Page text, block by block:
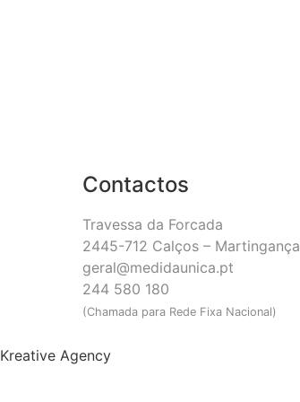
Contactos
Travessa da Forcada
2445-712 Calços – Martingança
geral@medidaunica.pt
244 580 180
(Chamada para Rede Fixa Nacional)
Kreative Agency